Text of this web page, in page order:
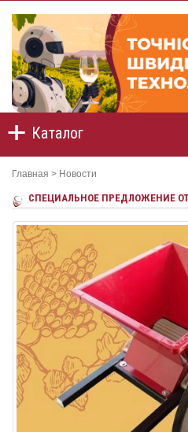
Каталог
Главная > Новости
СПЕЦИАЛЬНОЕ ПРЕДЛОЖЕНИЕ